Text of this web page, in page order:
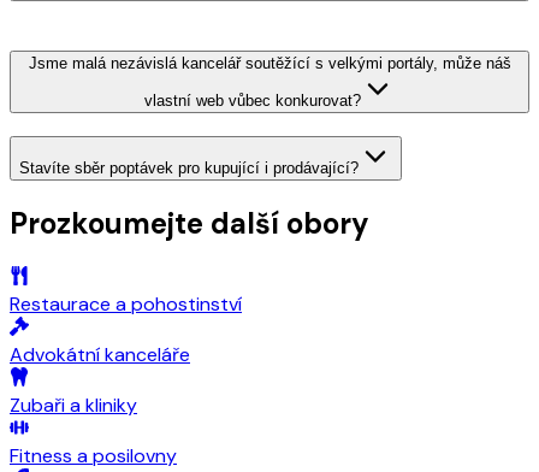
Jsme malá nezávislá kancelář soutěžící s velkými portály, může náš
vlastní web vůbec konkurovat?
Stavíte sběr poptávek pro kupující i prodávající?
Prozkoumejte další obory
Restaurace a pohostinství
Advokátní kanceláře
Zubaři a kliniky
Fitness a posilovny